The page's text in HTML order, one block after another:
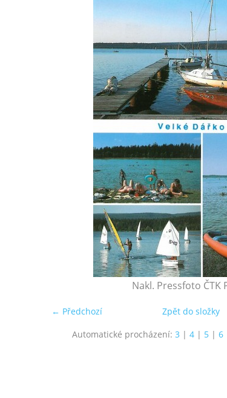
Nakl. Pressfoto ČTK
← Předchozí
Zpět do složky
Automatické procházení: 3 | 4| 5| 6